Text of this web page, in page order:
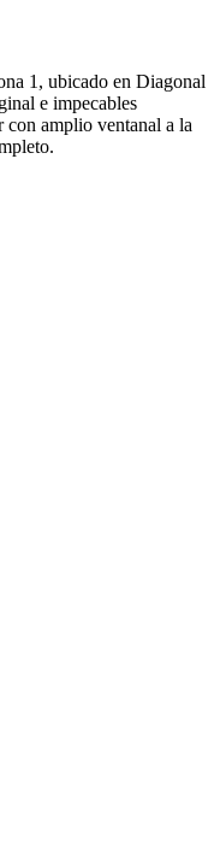
1, ubicado en Diagonal
e impecables
amplio ventanal a la